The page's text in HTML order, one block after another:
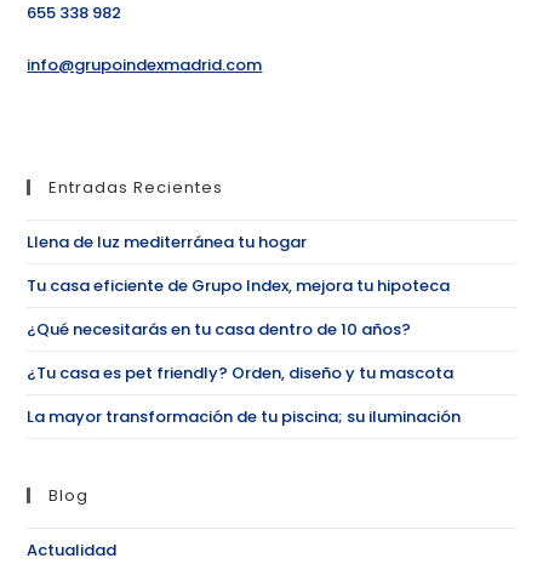
655 338 982
info@grupoindexmadrid.com
Entradas Recientes
Llena de luz mediterránea tu hogar
Tu casa eficiente de Grupo Index, mejora tu hipoteca
¿Qué necesitarás en tu casa dentro de 10 años?
¿Tu casa es pet friendly? Orden, diseño y tu mascota
La mayor transformación de tu piscina; su iluminación
Blog
Actualidad